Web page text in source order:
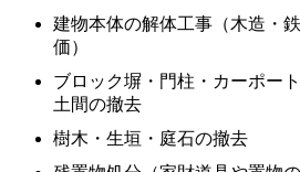
建物本体の解体工事（木造・
価）
ブロック塀・門柱・カーポー
土間の撤去
樹木・生垣・庭石の撤去